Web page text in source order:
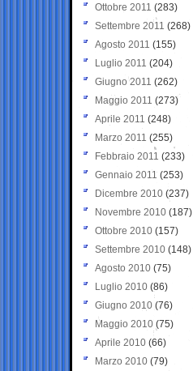
Ottobre 2011 (283)
Settembre 2011 (268)
Agosto 2011 (155)
Luglio 2011 (204)
Giugno 2011 (262)
Maggio 2011 (273)
Aprile 2011 (248)
Marzo 2011 (255)
Febbraio 2011 (233)
Gennaio 2011 (253)
Dicembre 2010 (237)
Novembre 2010 (187)
Ottobre 2010 (157)
Settembre 2010 (148)
Agosto 2010 (75)
Luglio 2010 (86)
Giugno 2010 (76)
Maggio 2010 (75)
Aprile 2010 (66)
Marzo 2010 (79)